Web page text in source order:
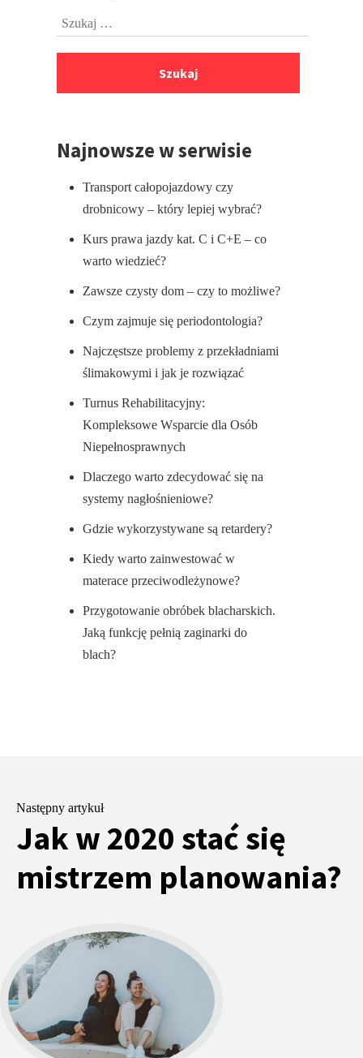
Szukaj:
Najnowsze w serwisie
Transport całopojazdowy czy
drobnicowy – który lepiej wybrać?
Kurs prawa jazdy kat. C i C+E – co
warto wiedzieć?
Zawsze czysty dom – czy to możliwe?
Czym zajmuje się periodontologia?
Najczęstsze problemy z przekładniami
ślimakowymi i jak je rozwiązać
Turnus Rehabilitacyjny:
Kompleksowe Wsparcie dla Osób
Niepełnosprawnych
Dlaczego warto zdecydować się na
systemy nagłośnieniowe?
Gdzie wykorzystywane są retardery?
Kiedy warto zainwestować w
materace przeciwodleżynowe?
Przygotowanie obróbek blacharskich.
Jaką funkcję pełnią zaginarki do
blach?
Następny artykuł
Jak w 2020 stać się
mistrzem planowania?